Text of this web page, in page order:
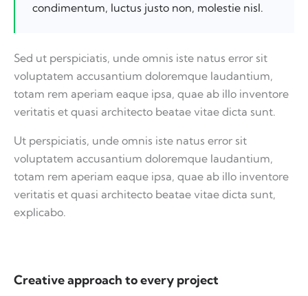
condimentum, luctus justo non, molestie nisl.
Sed ut perspiciatis, unde omnis iste natus error sit
voluptatem accusantium doloremque laudantium,
totam rem aperiam eaque ipsa, quae ab illo inventore
veritatis et quasi architecto beatae vitae dicta sunt.
Ut perspiciatis, unde omnis iste natus error sit
voluptatem accusantium doloremque laudantium,
totam rem aperiam eaque ipsa, quae ab illo inventore
veritatis et quasi architecto beatae vitae dicta sunt,
explicabo.
Creative approach to every project